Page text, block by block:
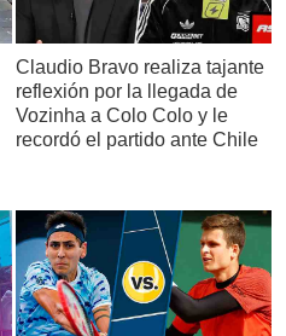
Claudio Bravo realiza tajante
reflexión por la llegada de
Vozinha a Colo Colo y le
recordó el partido ante Chile